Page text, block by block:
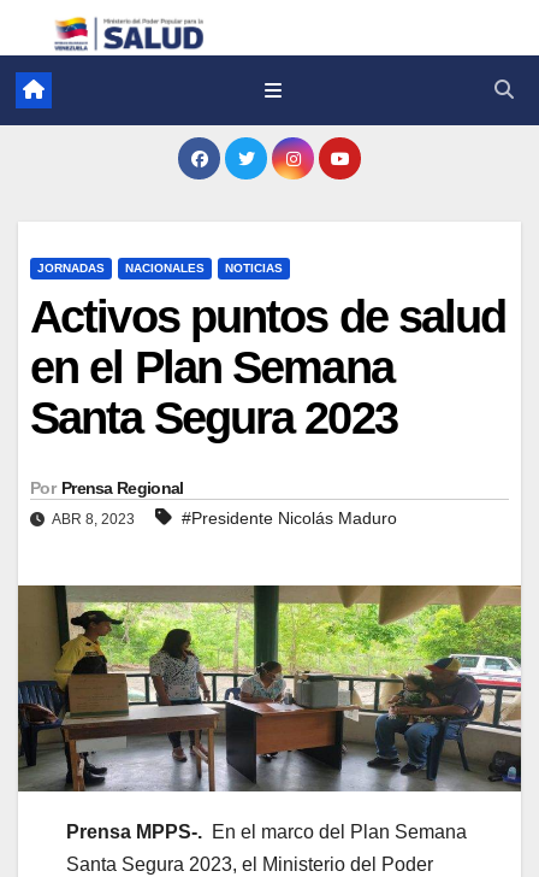
JORNADAS NACIONALES NOTICIAS
Activos puntos de salud
en el Plan Semana
Santa Segura 2023
Por Prensa Regional
ABR 8, 2023 #Presidente Nicolás Maduro
Prensa MPPS-. En el marco del Plan Semana
Santa Segura 2023, el Ministerio del Poder